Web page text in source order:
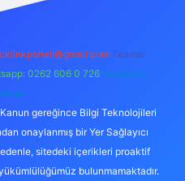
Teams:
0262 606 0 726 Telegram:
Kanun gereğince Bilgi Teknolojileri
onaylanmış bir Yer Sağlayıcı
sitedeki içerikleri proaktif
bulunmamaktadır.